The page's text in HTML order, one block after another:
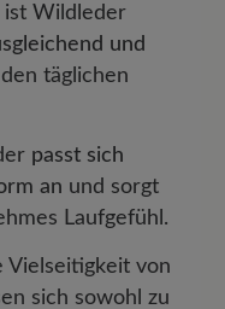
ist Wildleder
und
täglichen
passt sich
an und sorgt
Laufgefühl.
Vielseitigkeit von
sich sowohl zu